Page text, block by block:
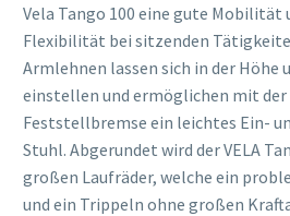
Vela Tango 100 eine gute Mobilität
Flexibilität bei sitzenden
Armlehnen lassen sich in der Höhe
einstellen und ermöglichen mit
Feststellbremse ein leichtes Ein-
Stuhl. Abgerundet wird der VELA
großen Laufräder, welche ein
und ein Trippeln ohne großen